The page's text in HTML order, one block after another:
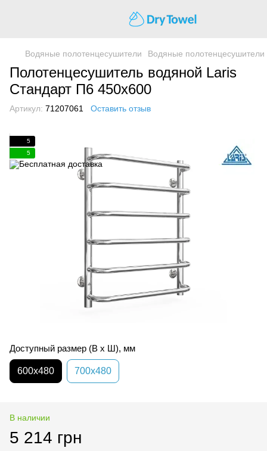
Водяные полотенцесушители Водяные полотенцесушители
Полотенцесушитель водяной Laris
Стандарт П6 450х600
Артикул: 71207061 Оставить отзыв
5
5
Доступный размер (В х Ш), мм
600х480 700х480
В наличии
5 214 грн